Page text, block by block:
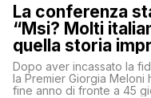
La conferenza
“Msi? Molti
quella storia
al 25 aprile”
Dopo aver incassato la
la Premier Giorgia
fine anno di fronte a 45